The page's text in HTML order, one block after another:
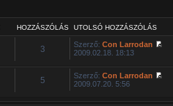
HOZZÁSZÓLÁS UTOLSÓ HOZZÁSZÓLÁS
3 Szerző:Con Larrodan
2009.02.18. 18:13
5 Szerző:Con Larrodan
2009.07.20. 5:56